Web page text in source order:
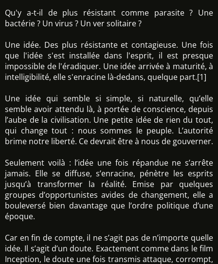
Qu'y a-t-il de plus résistant comme parasite ? Une
bactérie ? Un virus ? Un ver solitaire ?
Une idée. Des plus résistante et contagieuse. Une fois
que l'idée s'est installée dans l'esprit, il est presque
impossible de l'éradiquer. Une idée arrivée à maturité, à
intelligibilité, elle s'enracine là-dedans, quelque part.[1]
Une idée qui semble si simple, si naturelle, qu’elle
semble avoir attendu là, à portée de conscience, depuis
l’aube de la civilisation. Une petite idée de rien du tout,
qui change tout : nous sommes le peuple. L’autorité
brime notre liberté. Ce devrait être à nous de gouverner.
Seulement voilà : l’idée une fois répandue ne s’arrête
jamais. Elle se diffuse, s’enracine, pénètre les esprits
jusqu’à transformer la réalité. Emise par quelques
groupes d’opportunistes avides de changement, elle a
bouleversé bien davantage que l’ordre politique d’une
époque.
Car en fin de compte, il ne s’agit pas de n’importe quelle
idée. Il s’agit d’un doute. Exactement comme dans le film
Inception, le doute une fois transmis attaque, corrompt,